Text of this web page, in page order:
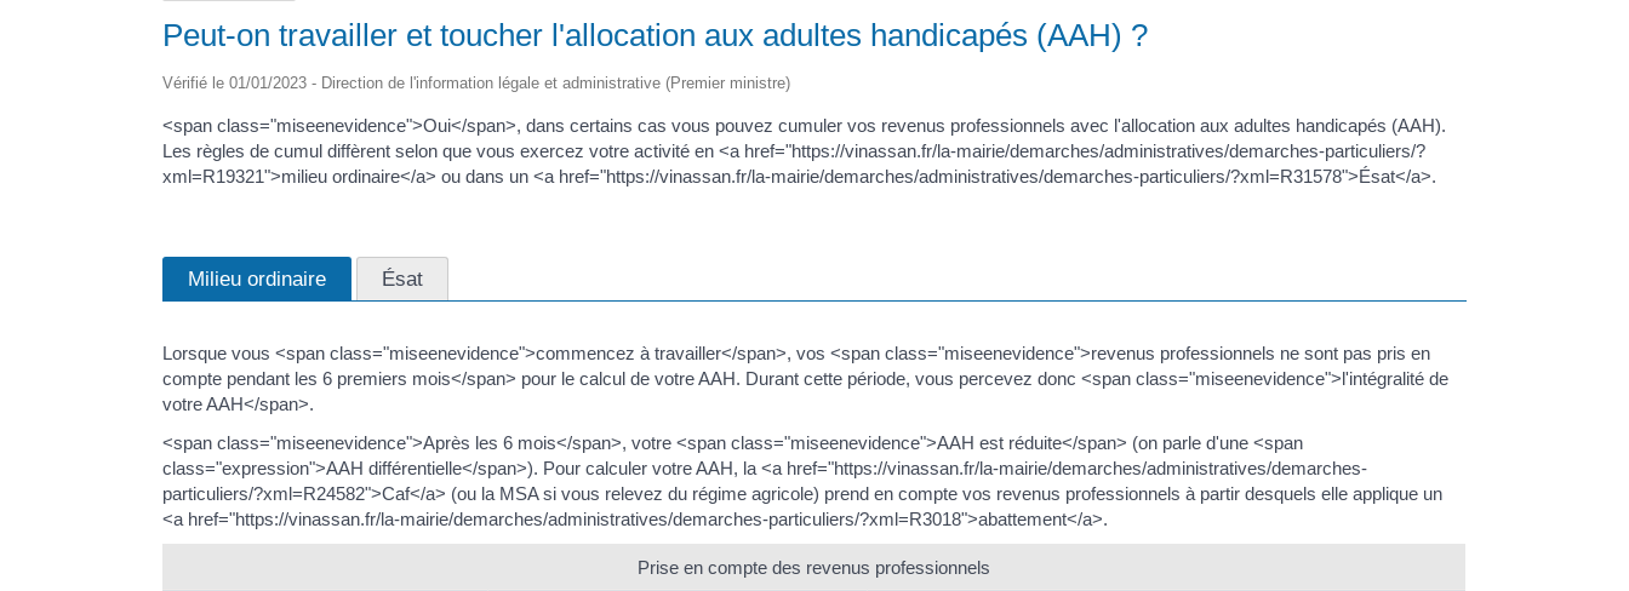
Peut-on travailler et toucher l'allocation aux adultes handicapés (AAH) ?
Vérifié le 01/01/2023 - Direction de l'information légale et administrative (Premier ministre)
<span class="miseenevidence">Oui</span>, dans certains cas vous pouvez cumuler vos revenus professionnels avec l'allocation aux adultes handicapés (AAH).
Les règles de cumul diffèrent selon que vous exercez votre activité en <a href="https://vinassan.fr/la-mairie/demarches/administratives/demarches-particuliers/?
xml=R19321">milieu ordinaire</a> ou dans un <a href="https://vinassan.fr/la-mairie/demarches/administratives/demarches-particuliers/?xml=R31578">Ésat</a>.
Milieu ordinaire Ésat
Lorsque vous <span class="miseenevidence">commencez à travailler</span>, vos <span class="miseenevidence">revenus professionnels ne sont pas pris en
compte pendant les 6 premiers mois</span> pour le calcul de votre AAH. Durant cette période, vous percevez donc <span class="miseenevidence">l'intégralité de
votre AAH</span>.
<span class="miseenevidence">Après les 6 mois</span>, votre <span class="miseenevidence">AAH est réduite</span> (on parle d'une <span
class="expression">AAH différentielle</span>). Pour calculer votre AAH, la <a href="https://vinassan.fr/la-mairie/demarches/administratives/demarches-
particuliers/?xml=R24582">Caf</a> (ou la MSA si vous relevez du régime agricole) prend en compte vos revenus professionnels à partir desquels elle applique un
<a href="https://vinassan.fr/la-mairie/demarches/administratives/demarches-particuliers/?xml=R3018">abattement</a>.
Prise en compte des revenus professionnels